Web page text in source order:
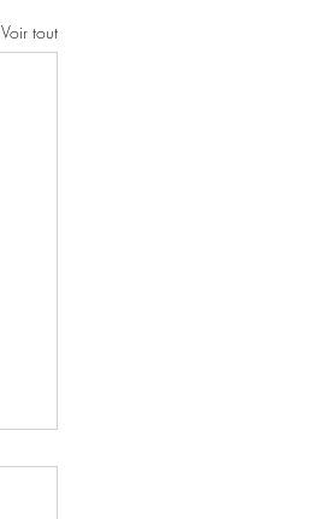
Voir tout